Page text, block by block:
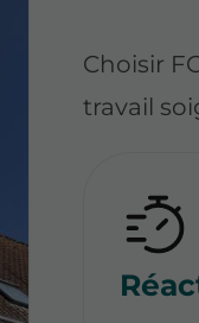
Choisir
travail